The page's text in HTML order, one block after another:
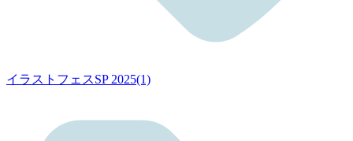
イラストフェスSP 2025(1)